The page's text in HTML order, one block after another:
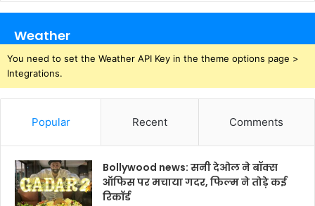
Weather
You need to set the Weather API Key in the theme options page >
Integrations.
Popular Recent Comments
Bollywood news: सनी देओल ने बॉक्स
ऑफिस पर मचाया गदर, फिल्म ने तोड़े कई
रिकॉर्ड